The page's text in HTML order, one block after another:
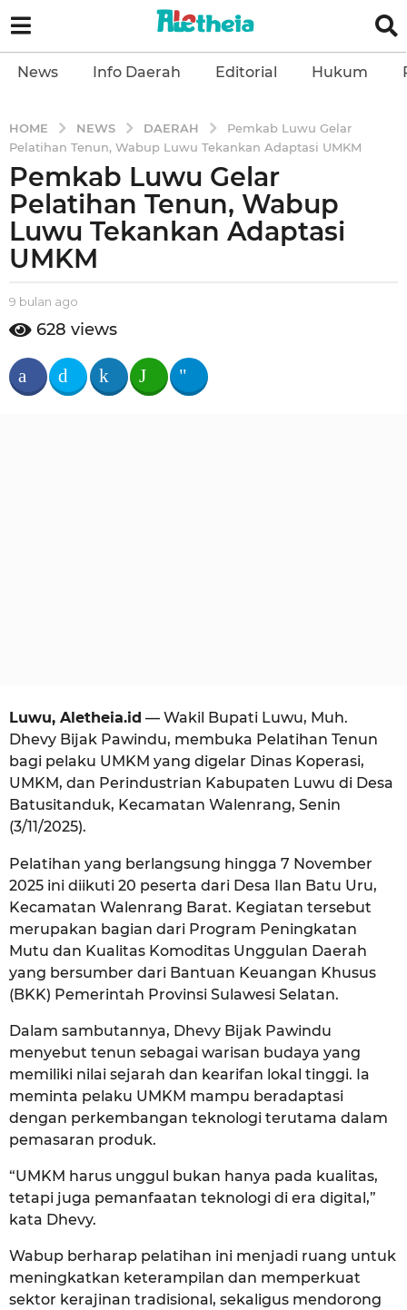
News Info Daerah Editorial Hukum
HOME NEWS DAERAH
Pemkab Luwu Gelar
Pelatihan Tenun, Wabup Luwu Tekankan Adaptasi UMKM
9
b
u
l
a
a
g
9
b
Pemkab Luwu Gelar
Pelatihan Tenun, Wabup
Luwu Tekankan Adaptasi
UMKM
b
a
e
t
9 bulan ago
b
u
a
n
628 views
Luwu, Aletheia.id — Wakil Bupati Luwu, Muh.
Dhevy Bijak Pawindu, membuka Pelatihan Tenun
bagi pelaku UMKM yang digelar Dinas Koperasi,
UMKM, dan Perindustrian Kabupaten Luwu di Desa
Batusitanduk, Kecamatan Walenrang, Senin
(3/11/2025).
Pelatihan yang berlangsung hingga 7 November
2025 ini diikuti 20 peserta dari Desa Ilan Batu Uru,
Kecamatan Walenrang Barat. Kegiatan tersebut
merupakan bagian dari Program Peningkatan
Mutu dan Kualitas Komoditas Unggulan Daerah
yang bersumber dari Bantuan Keuangan Khusus
(BKK) Pemerintah Provinsi Sulawesi Selatan.
Dalam sambutannya, Dhevy Bijak Pawindu
menyebut tenun sebagai warisan budaya yang
memiliki nilai sejarah dan kearifan lokal tinggi. Ia
meminta pelaku UMKM mampu beradaptasi
dengan perkembangan teknologi terutama dalam
pemasaran produk.
“UMKM harus unggul bukan hanya pada kualitas,
tetapi juga pemanfaatan teknologi di era digital,”
kata Dhevy.
Wabup berharap pelatihan ini menjadi ruang untuk
meningkatkan keterampilan dan memperkuat
sektor kerajinan tradisional, sekaligus mendorong